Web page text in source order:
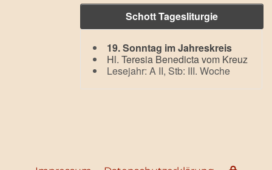
Schott Tagesliturgie
19. Sonntag im Jahreskreis
Hl. Teresia Benedicta vom Kreuz
Lesejahr: A II, Stb: III. Woche